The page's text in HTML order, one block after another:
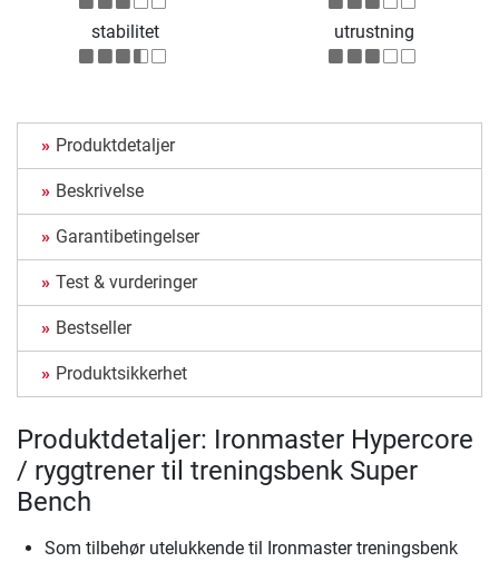
stabilitet utrustning
Produktdetaljer
Beskrivelse
Garantibetingelser
Test & vurderinger
Bestseller
Produktsikkerhet
Produktdetaljer: Ironmaster Hypercore
/ ryggtrener til treningsbenk Super
Bench
Som tilbehør utelukkende til Ironmaster treningsbenk